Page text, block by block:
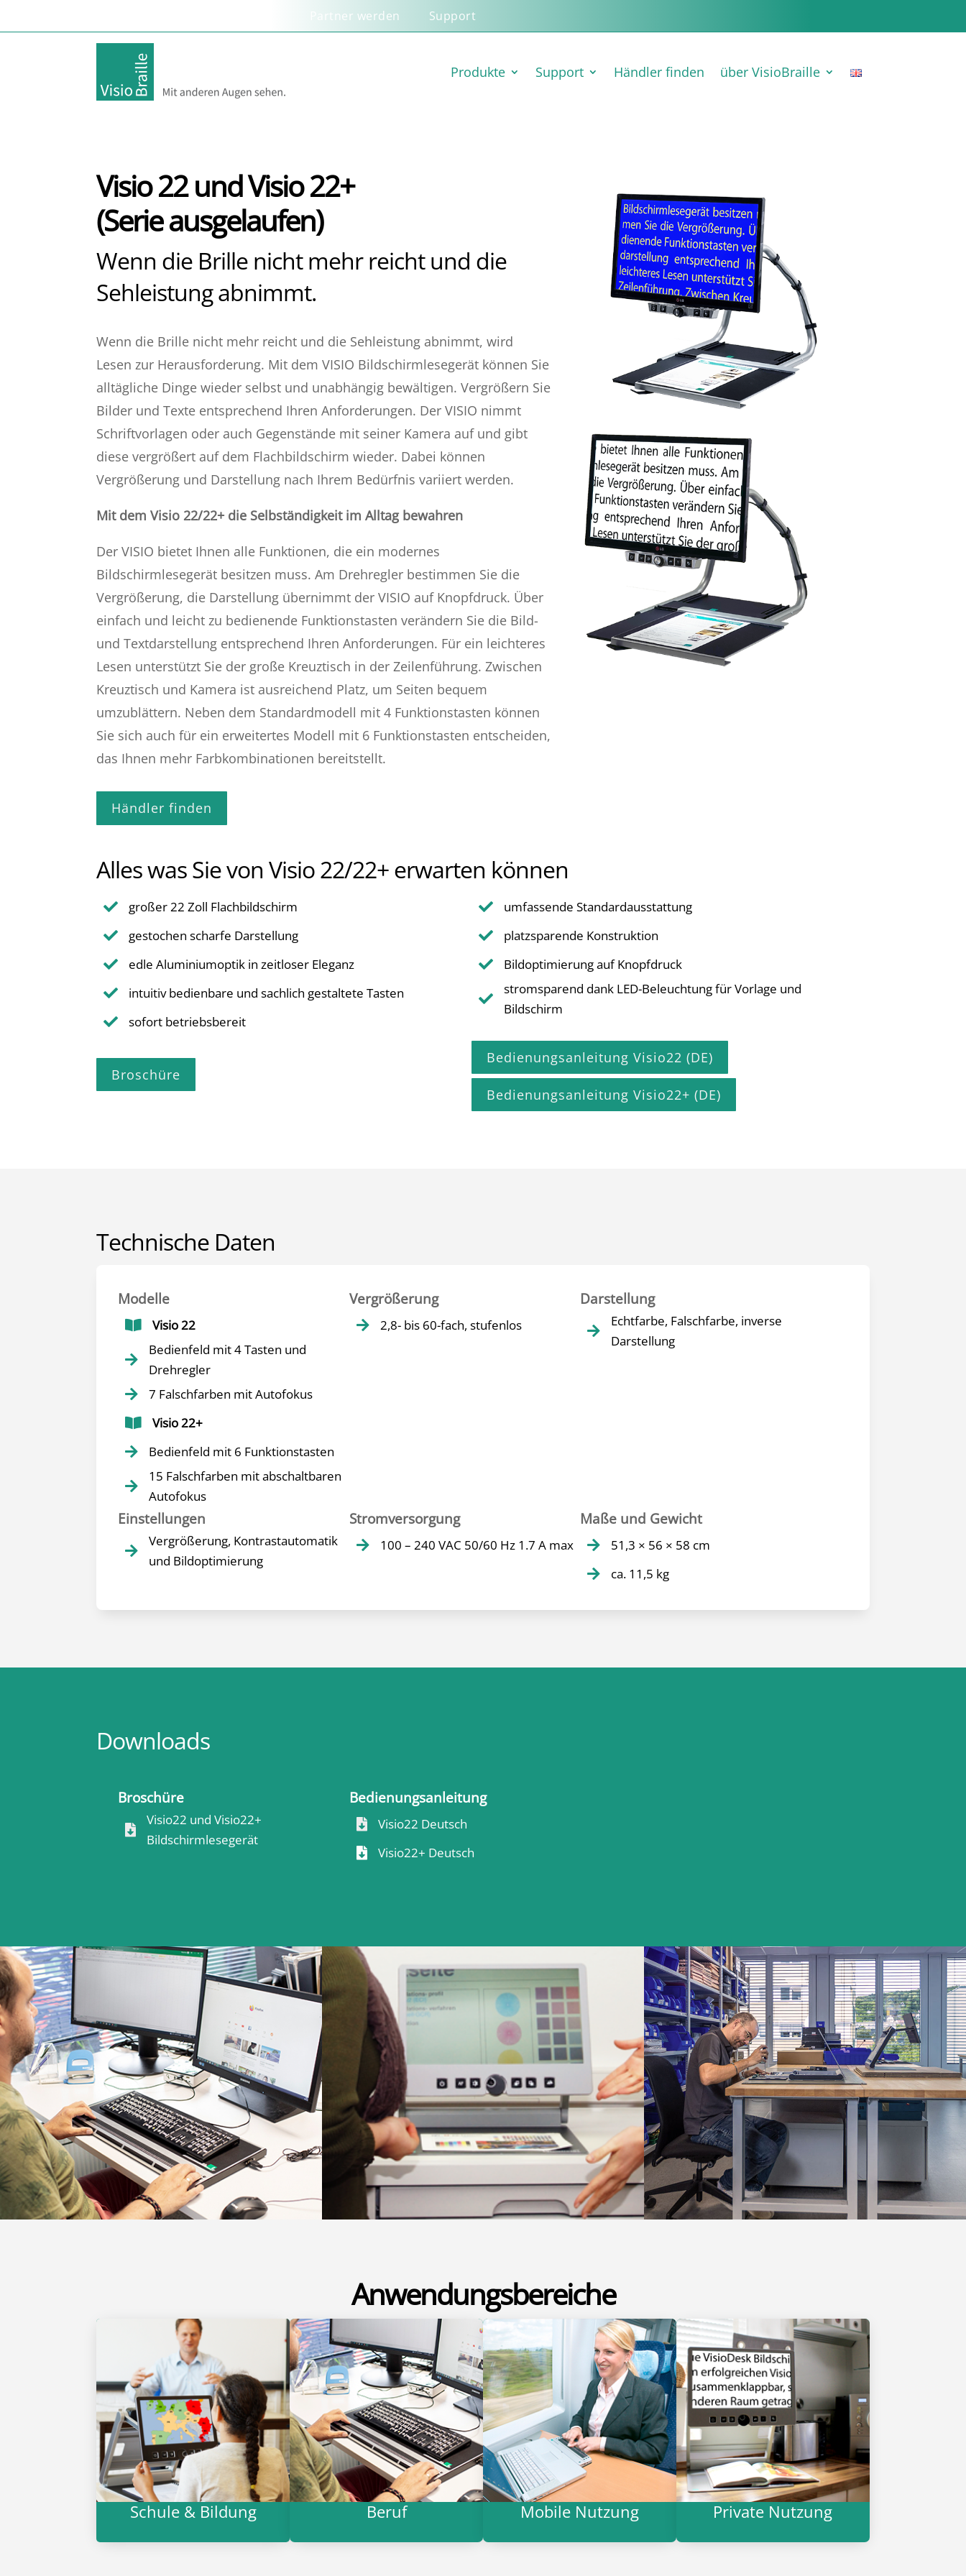
Support
Partner werden
Produkte Support Händler finden über VisioBraille
Visio 22 und Visio 22+
(Serie ausgelaufen)
Wenn die Brille nicht mehr reicht und die
Sehleistung abnimmt.
Wenn die Brille nicht mehr reicht und die Sehleistung abnimmt, wird
Lesen zur Herausforderung. Mit demVISIO Bildschirmlesegerät können Sie
alltägliche Dinge wieder selbst und unabhängig bewältigen. Vergrößern Sie
Bilder und Texte entsprechend Ihren Anforderungen. DerVISIO nimmt
Schriftvorlagen oder auch Gegenstände mit seiner Kamera auf und gibt
diese vergrößert auf dem Flachbildschirm wieder. Dabei können
Vergrößerung und Darstellung nach Ihrem Bedürfnis variiert werden.
Mit dem Visio 22/22+ die Selbständigkeit im Alltag bewahren
Der VISIO bietet Ihnen alle Funktionen, die ein modernes
Bildschirmlesegerät besitzen muss. Am Drehregler bestimmen Sie die
Vergrößerung, die Darstellung übernimmt der VISIO auf Knopfdruck. Über
einfach und leicht zu bedienende Funktionstasten verändern Sie die Bild-
und Textdarstellung entsprechend Ihren Anforderungen. Für ein leichteres
Lesen unterstützt Sie der große Kreuztisch in der Zeilenführung. Zwischen
Kreuztisch und Kamera ist ausreichend Platz, um Seiten bequem
umzublättern. Neben dem Standardmodell mit 4 Funktionstasten können
Sie sich auch für ein erweitertes Modell mit 6 Funktionstasten entscheiden,
das Ihnen mehr Farbkombinationen bereitstellt.
Händler finden
Alles was Sie von Visio 22/22+ erwarten können
 großer 22 Zoll Flachbildschirm
 gestochen scharfe Darstellung
 edle Aluminiumoptik in zeitloser Eleganz
 intuitiv bedienbare und sachlich gestaltete Tasten
 sofort betriebsbereit
Broschüre
 umfassende Standardausstattung
 platzsparende Konstruktion
 Bildoptimierung auf Knopfdruck

stromsparend dank LED-Beleuchtung für Vorlage und
Bildschirm
Bedienungsanleitung Visio22 (DE)
Bedienungsanleitung Visio22+ (DE)
Technische Daten
Modelle
 Visio 22

Bedienfeld mit 4 Tasten und
Drehregler
 7 Falschfarben mit Autofokus
 Visio 22+
 Bedienfeld mit 6 Funktionstasten

15 Falschfarben mit abschaltbaren
Autofokus
Vergrößerung
 2,8- bis 60-fach, stufenlos
Darstellung

Echtfarbe, Falschfarbe, inverse
Darstellung
Einstellungen

Vergrößerung, Kontrastautomatik
und Bildoptimierung
Stromversorgung
 100 – 240 VAC 50/60 Hz 1.7 A max
Maße und Gewicht
 51,3 × 56 × 58 cm
 ca. 11,5 kg
Downloads
Broschüre

Visio22 und Visio22+
Bildschirmlesegerät
Bedienungsanleitung
 Visio22 Deutsch
 Visio22+ Deutsch
Anwendungsbereiche
Schule & Bildung Beruf Mobile Nutzung Private Nutzung